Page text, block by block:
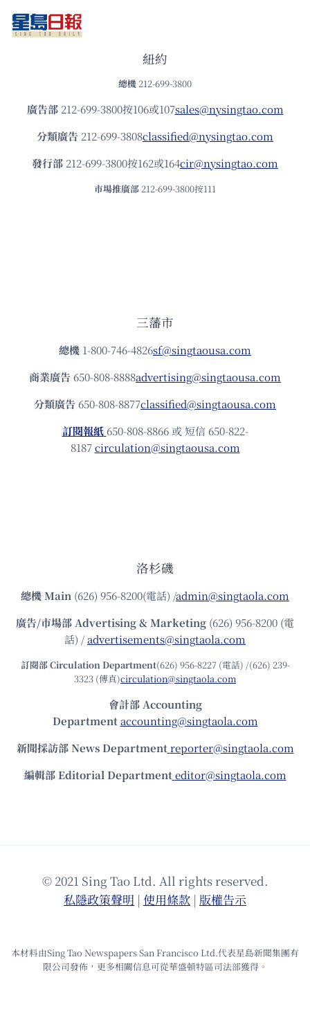
紐約
總機 212-699-3800
廣告部212-699-3800按106或107sales@nysingtao.com
分類廣告 212-699-3808classified@nysingtao.com
發⾏部 212-699-3800按162或164cir@nysingtao.com
市場推廣部 212-699-3800按111
三藩市
總機 1-800-746-4826sf@singtaousa.com
商業廣告 650-808-8888advertising@singtaousa.com
分類廣告 650-808-8877classified@singtaousa.com
訂閱報紙 650-808-8866 或 短信 650-822-
8187circulation@singtaousa.com
洛杉磯
總機Main (626) 956-8200(電話) /admin@singtaola.com
廣告/市場部Advertising & Marketing (626) 956-8200 (電
話) /advertisements@singtaola.com
訂閱部 Circulation Department(626) 956-8227 (電話) /(626) 239-
3323 (傳真)circulation@singtaola.com
會計部 Accounting
Department accounting@singtaola.com
新聞採訪部 News Department reporter@singtaola.com
編輯部 Editorial Department editor@singtaola.com
© 2021 Sing Tao Ltd. All rights reserved.
私隱政策聲明 | 使⽤條款 | 版權告⽰
本材料由Sing Tao Newspapers San Francisco Ltd.代表星島新聞集團有
限公司發佈，更多相關信息可從華盛頓特區司法部獲得。